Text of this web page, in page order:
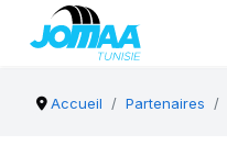
Accueil Partenaires